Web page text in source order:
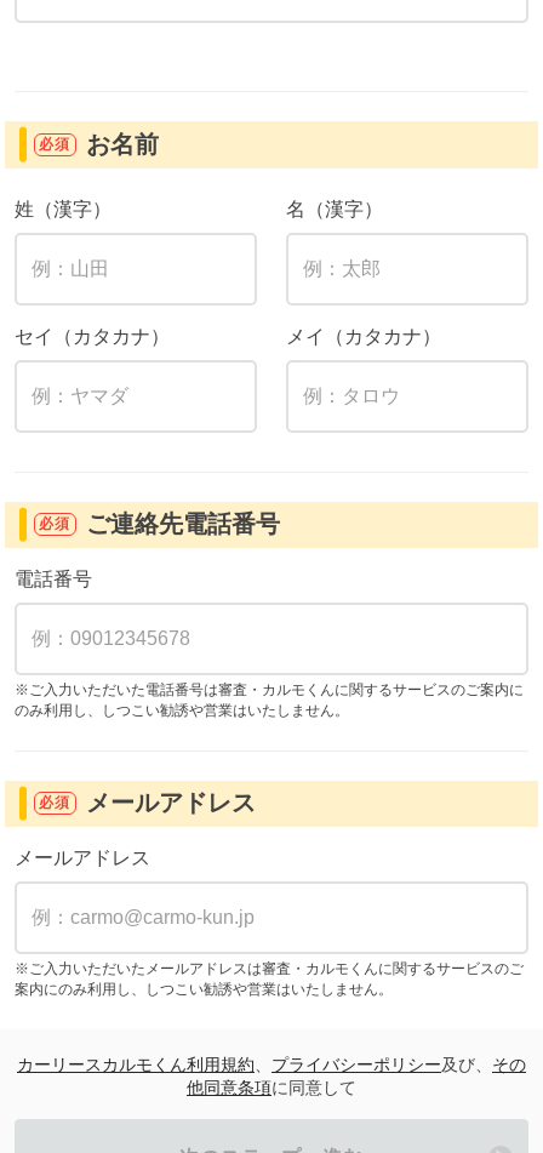
必須 お名前
姓（漢字） 名（漢字）
セイ（カタカナ） メイ（カタカナ）
必須 ご連絡先電話番号
電話番号
※ご入力いただいた電話番号は審査・カルモくんに関するサービスのご案内に
のみ利用し、しつこい勧誘や営業はいたしません。
必須 メールアドレス
メールアドレス
※ご入力いただいたメールアドレスは審査・カルモくんに関するサービスのご
案内にのみ利用し、しつこい勧誘や営業はいたしません。
カーリースカルモくん利用規約 プライバシーポリシー及び、 その
他同意条項に同意して